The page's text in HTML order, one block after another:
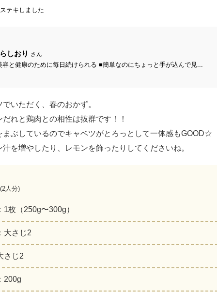
テキしました
しおり さん
容と健康のために毎日続けられる ■簡単なのにちょっと手が込んで見...
いただく、春のおかず。
れと鶏肉との相性は抜群です！！
まぶしているのでキャベツがとろっとして一体感もGOOD☆
を増やしたり、レモンを飾ったりしてくださいね。
(2人分)
：1枚（250g〜300g）
：大さじ2
さじ2
：200g